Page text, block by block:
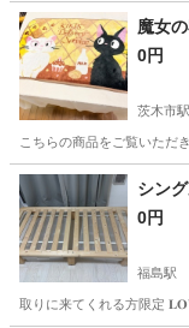
魔女
0円
茨木市駅
こちらの商品をご覧いただ
大阪 茨木市 茨木
シン
0円
福島駅
取りに来てくれる方限定